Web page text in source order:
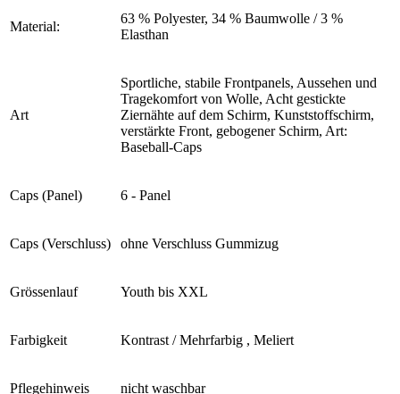
Material:
63 % Polyester, 34 % Baumwolle / 3 %
Elasthan
Art
Sportliche, stabile Frontpanels, Aussehen und
Tragekomfort von Wolle, Acht gestickte
Ziernähte auf dem Schirm, Kunststoffschirm,
verstärkte Front, gebogener Schirm, Art:
Baseball-Caps
Caps (Panel) 6 - Panel
Caps (Verschluss) ohne Verschluss Gummizug
Grössenlauf Youth bis XXL
Farbigkeit Kontrast / Mehrfarbig , Meliert
Pflegehinweis nicht waschbar